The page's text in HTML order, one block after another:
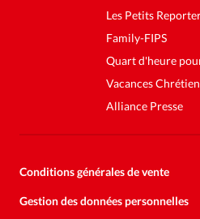
Les Petits
Family-FIPS
Quart d'heure
Vacances
Alliance Presse
Conditions générales de vente
Gestion des données personnelles